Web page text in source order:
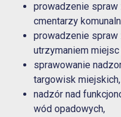
prowadzenie
cmentarzy
prowadzenie
utrzymaniem
sprawowanie
targowisk miejskich,
nadzór nad
wód opadowych,